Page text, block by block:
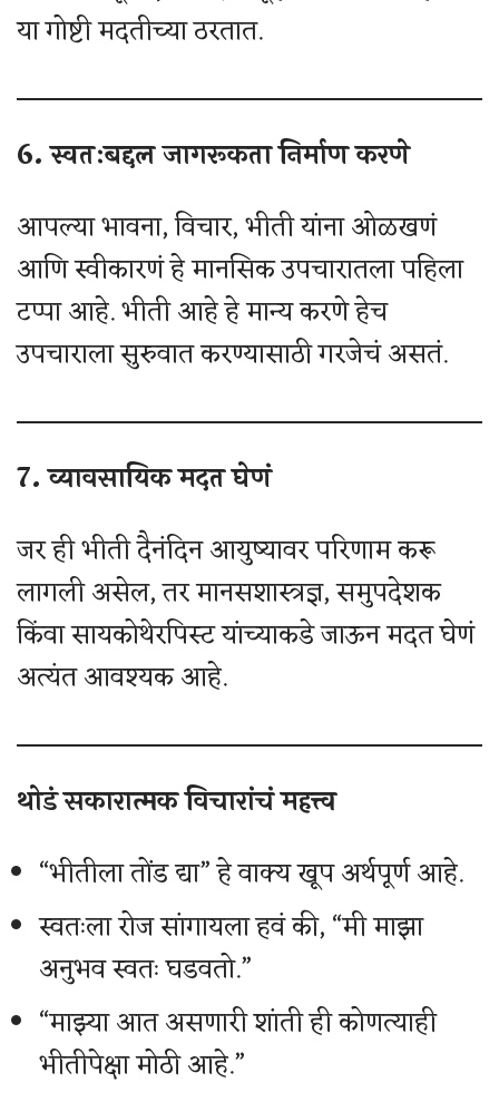
या गोष्टी मदतीच्या ठरतात.
6. स्वतःबद्दल जागरूकता निर्माण करणे
आपल्या भावना, विचार, भीती यांना ओळखणं
आणि स्वीकारणं हे मानसिक उपचारातला पहिला
टप्पा आहे. भीती आहे हे मान्य करणे हेच
उपचाराला सुरुवात करण्यासाठी गरजेचं असतं.
7. व्यावसायिक मदत घेणं
जर ही भीती दैनंदिन आयुष्यावर परिणाम करू
लागली असेल, तर मानसशास्त्रज्ञ, समुपदेशक
किंवा सायकोथेरपिस्ट यांच्याकडे जाऊन मदत घेणं
अत्यंत आवश्यक आहे.
थोडं सकारात्मक विचारांचं महत्त्व
“भीतीला तोंड द्या” हे वाक्य खूप अर्थपूर्ण आहे.
स्वतःला रोज सांगायला हवं की, “मी माझा
अनुभव स्वतः घडवतो.”
“माझ्या आत असणारी शांती ही कोणत्याही
भीतीपेक्षा मोठी आहे.”